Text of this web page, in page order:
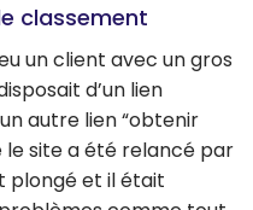
classement
un client avec un gros
d’un lien
autre lien “obtenir
le site a été relancé par
plongé et il était